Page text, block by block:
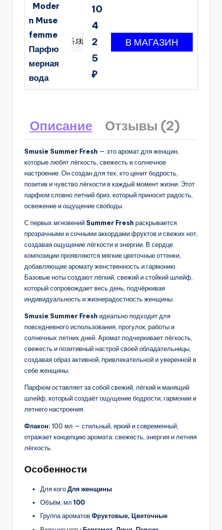
Moder
n Muse
femme
Парфю
мерная
вода
10
4
2
5
₽
Описание Отзывы (2)
Smusie Summer Fresh — это аромат для женщин,
которые любят лёгкость, свежесть и солнечное
настроение. Он создан для тех, кто ценит бодрость,
позитив и чувство лёгкости в каждый момент жизни. Этот
парфюм словно летний бриз, который приносит радость,
освежение и ощущение свободы.
С первых мгновений Summer Fresh раскрывается
прозрачными и сочными аккордами фруктов и свежих нот,
создавая ощущение лёгкости и энергии. В сердце
композиции проявляются мягкие цветочные оттенки,
добавляющие аромату женственность и гармонию.
Базовые ноты создают лёгкий, свежий и стойкий шлейф,
который сопровождает весь день, подчёркивая
индивидуальность и жизнерадостность женщины.
Smusie Summer Fresh идеально подходит для
повседневного использования, прогулок, работы и
солнечных летних дней. Аромат подчеркивает лёгкость,
свежесть и позитивный настрой своей обладательницы,
создавая образ активной, привлекательной и уверенной в
себе женщины.
Парфюм оставляет за собой свежий, лёгкий и манящий
шлейф, который создаёт ощущение бодрости, гармонии и
летнего настроения.
Флакон: 100 мл — стильный, яркий и современный,
отражает концепцию аромата: свежесть, энергия и летняя
лёгкость.
Особенности
Для когоДля женщины
Объём, мл 100
Группа ароматовФруктовые, Цветочные